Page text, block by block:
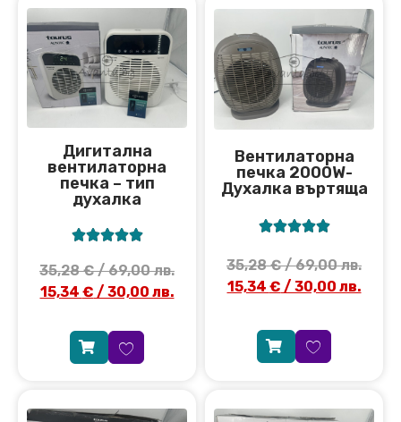
Дигитална
вентилаторна
печка – тип
духалка

35,28€/ 69,00 лв.
15,34 € / 30,00 лв.
Вентилаторна
печка 2000W-
Духалка въртяща

35,28€/ 69,00 лв.
15,34 € / 30,00 лв.